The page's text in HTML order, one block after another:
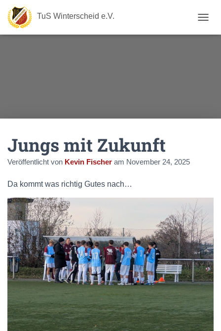
TuS Winterscheid e.V.
A
U
Jungs mit Zukunft
Veröffentlicht von Kevin Fischer am November 24, 2025
Da kommt was richtig Gutes nach…